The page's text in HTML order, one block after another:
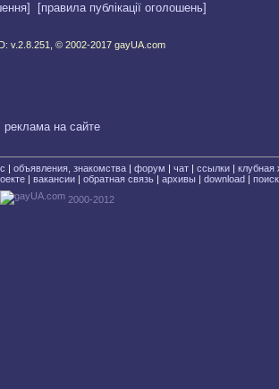
[правила публікації оголошень]
v.2.8.251, © 2002-2017 gayUA.com
реклама на сайте
| объявления, знакомства| форум | чат| ссылки| клубная
| вакансии| обратная связь| архивы | download|
2000-2012